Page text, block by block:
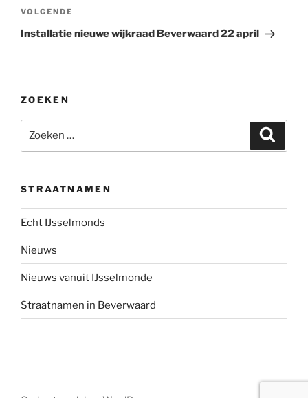
Volgend
bericht
VOLGENDE
Installatie nieuwe wijkraad Beverwaard 22 april
ZOEKEN
naar:
STRAATNAMEN
Echt IJsselmonds
Nieuws
Nieuws vanuit IJsselmonde
Straatnamen in Beverwaard